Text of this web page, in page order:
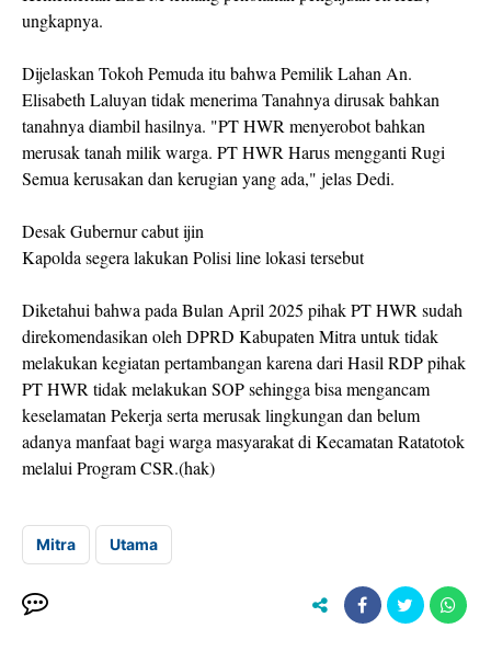
ungkapnya.
Dijelaskan Tokoh Pemuda itu bahwa Pemilik Lahan An.
Elisabeth Laluyan tidak menerima Tanahnya dirusak bahkan
tanahnya diambil hasilnya. "PT HWR menyerobot bahkan
merusak tanah milik warga. PT HWR Harus mengganti Rugi
Semua kerusakan dan kerugian yang ada," jelas Dedi.
Desak Gubernur cabut ijin
Kapolda segera lakukan Polisi line lokasi tersebut
Diketahui bahwa pada Bulan April 2025 pihak PT HWR sudah
direkomendasikan oleh DPRD Kabupaten Mitra untuk tidak
melakukan kegiatan pertambangan karena dari Hasil RDP pihak
PT HWR tidak melakukan SOP sehingga bisa mengancam
keselamatan Pekerja serta merusak lingkungan dan belum
adanya manfaat bagi warga masyarakat di Kecamatan Ratatotok
melalui Program CSR.(hak)
Mitra Utama